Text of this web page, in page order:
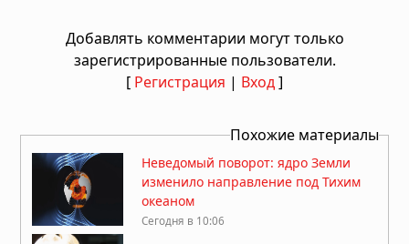
Добавлять комментарии могут только
зарегистрированные пользователи.
[ Регистрация | Вход]
Похожие материалы
Неведомый поворот: ядро Земли
изменило направление под Тихим
океаном
Сегодня в 10:06